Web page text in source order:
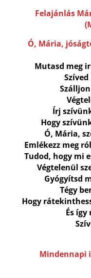
Felajánlás
Ó, Mária,
Mutasd meg
Írj
Hogy
Ó, Mária,
Emlékezz meg
Tudod, hogy mi
Végtelenül
Gyógyítsd
Tégy
Hogy
És
Mindennapi